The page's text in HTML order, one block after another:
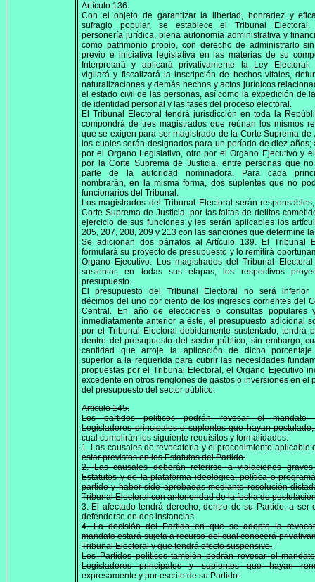
Artículo 136.
Con el objeto de garantizar la libertad, honradez y
sufragio popular, se establece el Tribunal Electoral.
personería jurídica, plena autonomía administrativa y
como patrimonio propio, con derecho de administrarlo
previo e iniciativa legislativa en las materias de su
Interpretará y aplicará privativamente la Ley Electoral;
vigilará y fiscalizará la inscripción de hechos vitales,
naturalizaciones y demás hechos y actos jurídicos
el estado civil de las personas, así como la expedición de
de identidad personal y las fases del proceso electoral.
El Tribunal Electoral tendrá jurisdicción en toda la
compondrá de tres magistrados que reúnan los mismos
que se exigen para ser magistrado de la Corte Suprema de
los cuales serán designados para un período de diez años;
por el Organo Legislativo, otro por el Organo Ejecutivo y
por la Corte Suprema de Justicia, entre personas que
parte de la autoridad nominadora. Para cada
nombrarán, en la misma forma, dos suplentes que no
funcionarios del Tribunal.
Los magistrados del Tribunal Electoral serán
Corte Suprema de Justicia, por las faltas de delitos
ejercicio de sus funciones y les serán aplicables los
205, 207, 208, 209 y 213 con las sanciones que determine la
Se adicionan dos párrafos al Artículo 139. El Tribunal
formulará su proyecto de presupuesto y lo remitirá
Organo Ejecutivo. Los magistrados del Tribunal
sustentar, en todas sus etapas, los respectivos
presupuesto.
El presupuesto del Tribunal Electoral no será inferior
décimos del uno por ciento de los ingresos corrientes del
Central. En año de elecciones o consultas populares
inmediatamente anterior a éste, el presupuesto adicional
por el Tribunal Electoral debidamente sustentado, tendrá
dentro del presupuesto del sector público; sin embargo,
cantidad que arroje la aplicación de dicho porcentaje
superior a la requerida para cubrir las necesidades
propuestas por el Tribunal Electoral, el Organo Ejecutivo
excedente en otros renglones de gastos o inversiones en el
del presupuesto del sector público.
Artículo 145.
Los partidos políticos podrán revocar el mandato
Legisladores principales o suplentes que hayan
cual cumplirán los siguiente requisitos y formalidades:
1. Las causales de revocatoria y el procedimiento aplicable
estar previstos en los Estatutos del Partido.
2. Las causales deberán referirse a violaciones
Estatutos y de la plataforma ideológica, política o
partido y haber sido aprobadas mediante resolución
Tribunal Electoral con anterioridad de la fecha de
3. El afectado tendrá derecho, dentro de su Partido, a ser
defenderse en dos instancias.
4. La decisión del Partido en que se adopte la
mandato estará sujeta a recurso del cual conocerá
Tribunal Electoral y que tendrá efecto suspensivo.
Los Partidos políticos también podrán revocar el
Legisladores principales y suplentes que hayan
expresamente y por escrito de su Partido.